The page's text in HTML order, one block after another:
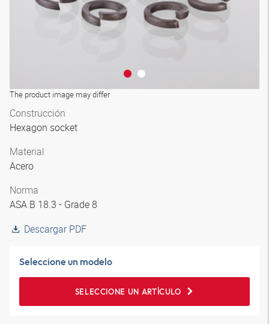
The product image may differ
Construcción
Hexagon socket
Material
Acero
Norma
ASA B 18.3 - Grade 8
Descargar PDF
Seleccione un modelo
SELECCIONE UN ARTÍCULO